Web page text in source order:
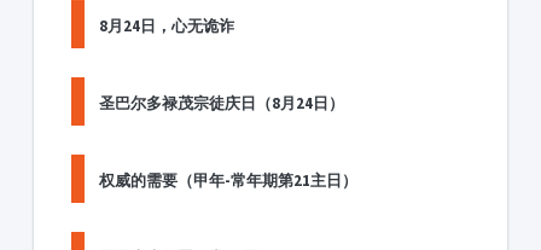
8月24日，心无诡诈
圣巴尔多禄茂宗徒庆日（8月24日）
权威的需要（甲年-常年期第21主日）